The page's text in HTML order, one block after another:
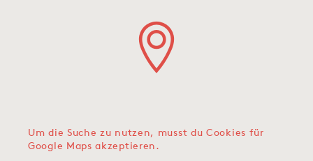
Um die Suche zu nutzen, musst du Cookies für
Google Maps akzeptieren.